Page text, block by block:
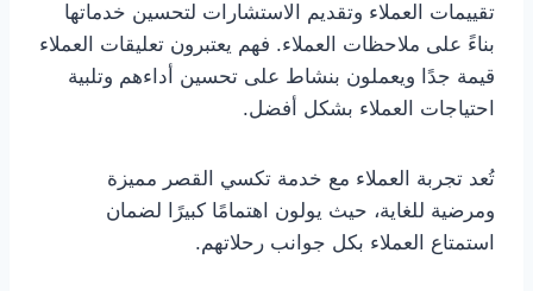
تقييمات العملاء وتقديم الاستشارات لتحسين خدماتها
بناءً على ملاحظات العملاء. فهم يعتبرون تعليقات العملاء
قيمة جدًا ويعملون بنشاط على تحسين أداءهم وتلبية
احتياجات العملاء بشكل أفضل.
تُعد تجربة العملاء مع خدمة تكسي القصر مميزة
ومرضية للغاية، حيث يولون اهتمامًا كبيرًا لضمان
استمتاع العملاء بكل جوانب رحلاتهم.